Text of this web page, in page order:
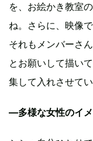
を、お絵かき教室
ね。さらに、映像
それもメンバーさ
とお願いして描い
集して入れさせて
—多様な女性のイ